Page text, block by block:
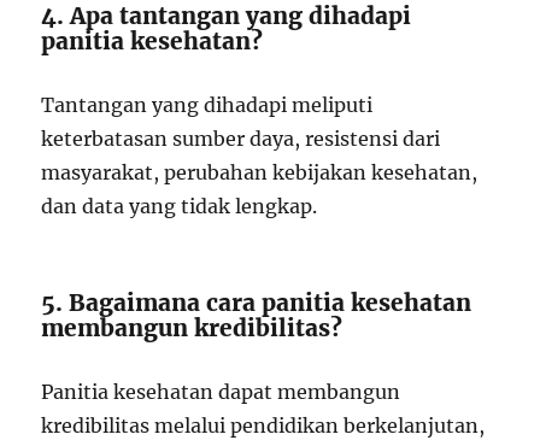
4. Apa tantangan yang dihadapi
panitia kesehatan?
Tantangan yang dihadapi meliputi
keterbatasan sumber daya, resistensi dari
masyarakat, perubahan kebijakan kesehatan,
dan data yang tidak lengkap.
5. Bagaimana cara panitia kesehatan
membangun kredibilitas?
Panitia kesehatan dapat membangun
kredibilitas melalui pendidikan berkelanjutan,